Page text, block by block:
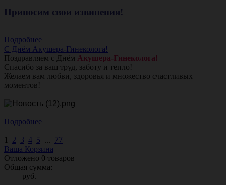
Приносим свои извинения!
Подробнее
С Днём Акушера-Гинеколога!
Поздравляем с Днём Акушера-Гинеколога!
Спасибо за ваш труд, заботу и тепло!
Желаем вам любви, здоровья и множество счастливых
моментов!
Подробнее
1 2 3 4 5 ... 77
Ваша Корзина
Отложено 0 товаров
Общая сумма:
руб.